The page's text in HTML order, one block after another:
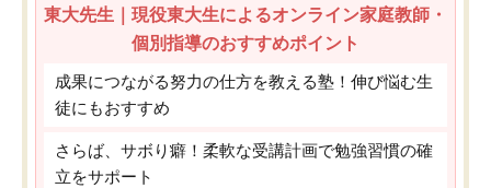
東大先生｜現役東大生によるオンライン家庭教師・
個別指導のおすすめポイント
成果につながる努力の仕方を教える塾！伸び悩む生
徒にもおすすめ
さらば、サボり癖！柔軟な受講計画で勉強習慣の確
立をサポート